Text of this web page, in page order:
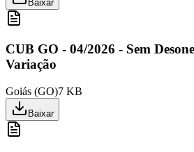
Baixar
CUB GO - 04/2026 - Sem
Variação
Goiás (GO)7 KB
Baixar